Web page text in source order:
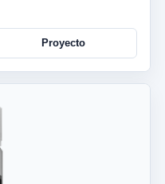
Proyecto